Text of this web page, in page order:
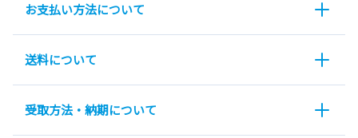
お支払い方法について
送料について
受取方法・納期について